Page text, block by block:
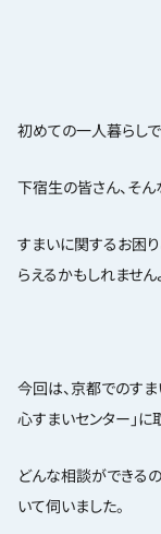
初めての一人暮らし
下宿生の皆さん、そ
すまいに関するお困
らえるかもしれません
今回は、京都でのすま
心すまいセンター」に
どんな相談ができる
いて伺いました。